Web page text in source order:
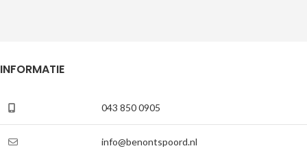
INFORMATIE
043 850 0905
info@benontspoord.nl